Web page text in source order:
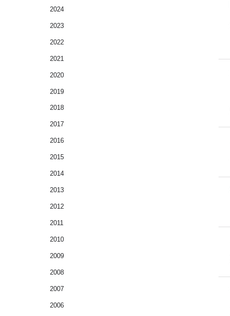
2024
2023
2022
2021
2020
2019
2018
2017
2016
2015
2014
2013
2012
2011
2010
2009
2008
2007
2006